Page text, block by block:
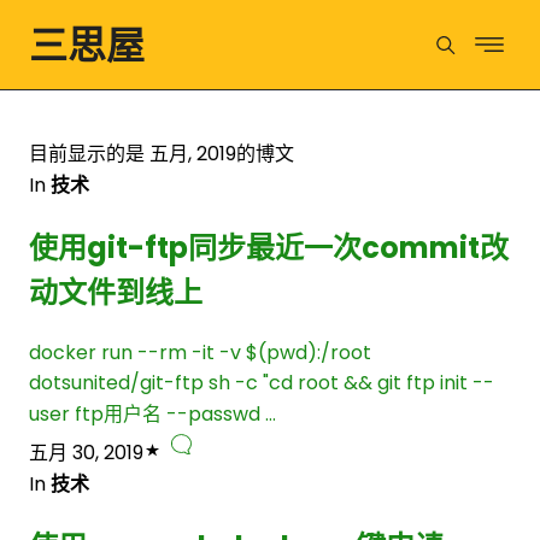
三思屋
目前显示的是 五月, 2019的博文
In技术
使用git-ftp同步最近一次commit改
动文件到线上
docker run --rm -it -v $(pwd):/root
dotsunited/git-ftp sh -c "cd root && git ftp init --
user ftp用户名 --passwd …
五月 30, 2019
In技术